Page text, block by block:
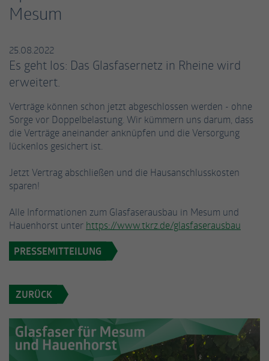
Mesum
25.08.2022
Es geht los: Das Glasfasernetz in Rheine wird
erweitert.
Verträge können schon jetzt abgeschlossen werden - ohne
Sorge vor Doppelbelastung. Wir kümmern uns darum, dass
die Verträge aneinander anknüpfen und die Versorgung
lückenlos gesichert ist.
Jetzt Vertrag abschließen und die Hausanschlusskosten
sparen!
Alle Informationen zum Glasfaserausbau in Mesum und
Hauenhorst unter https://www.tkrz.de/glasfaserausbau
PRESSEMITTEILUNG
ZURÜCK
Anbieter
Laufzeit
Zweck
Dieses Cookie ist ein Standard-Session-
Cookie von TYPO3. Es speichert im Falle eines
Benutzer-Logins die Session-ID. So kann der
eingeloggte Benutzer wiedererkannt werden
Bereichen gewährt.
Name cookie_optin
TYPO3
Laufzeit 1 Jahr
Zweck
Statistiken
Diese Gruppe beinhaltet alle Skripte für analytisches Tracking
und zugehörige Cookies. Es hilft uns die Nutzererfahrung der
Name _ga
Anbieter Google Analytics
Laufzeit 2 Jahre
Zweck
installiert. Das Cookie wird verwendet, um
Besucher-, Sitzungs- und Kampagnendaten
zu berechnen und die Nutzung der Website
für den Analysebericht der Website zu
Name _gid
Cookie-Informationen anzeigen
Wir verwenden auf unserer Website externe Inhalte, um Ihnen
zusätzliche Informationen anzubieten.